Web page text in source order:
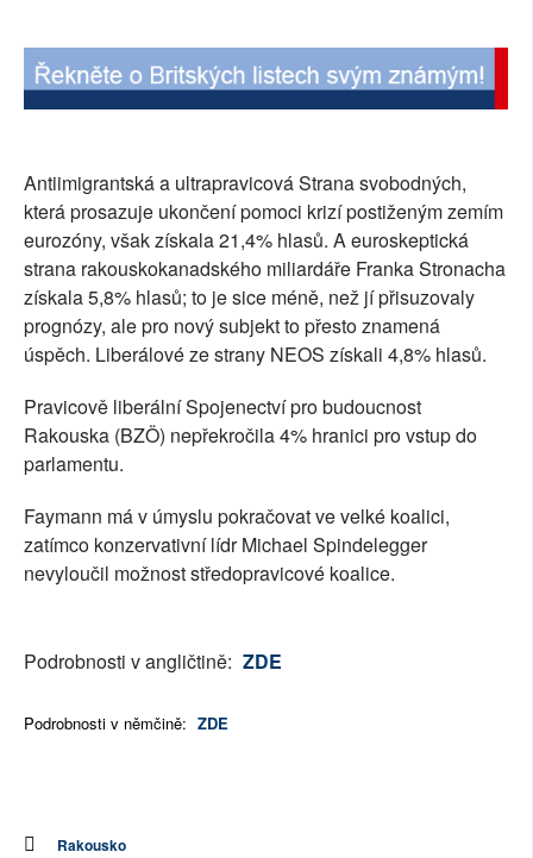
Antiimigrantská a ultrapravicová Strana svobodných,
která prosazuje ukončení pomoci krizí postiženým zemím
eurozóny, však získala 21,4% hlasů. A euroskeptická
strana rakouskokanadského miliardáře Franka Stronacha
získala 5,8% hlasů; to je sice méně, než jí přisuzovaly
prognózy, ale pro nový subjekt to přesto znamená
úspěch. Liberálové ze strany NEOS získali 4,8% hlasů.
Pravicově liberální Spojenectví pro budoucnost
Rakouska (BZÖ) nepřekročila 4% hranici pro vstup do
parlamentu.
Faymann má v úmyslu pokračovat ve velké koalici,
zatímco konzervativní lídr Michael Spindelegger
nevyloučil možnost středopravicové koalice.
Podrobnosti v angličtině: ZDE
Podrobnosti v němčině: ZDE
Rakousko